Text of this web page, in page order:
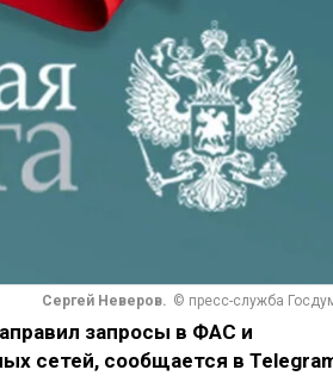
Сергей Неверов. © пресс-служба
запросы в ФАС и
сетей, сообщается в